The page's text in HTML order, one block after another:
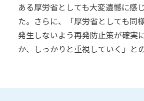
ある厚労省としても大変遺憾に感
た。さらに、「厚労省としても同
発生しないよう再発防止策が確実
か、しっかりと重視していく」と